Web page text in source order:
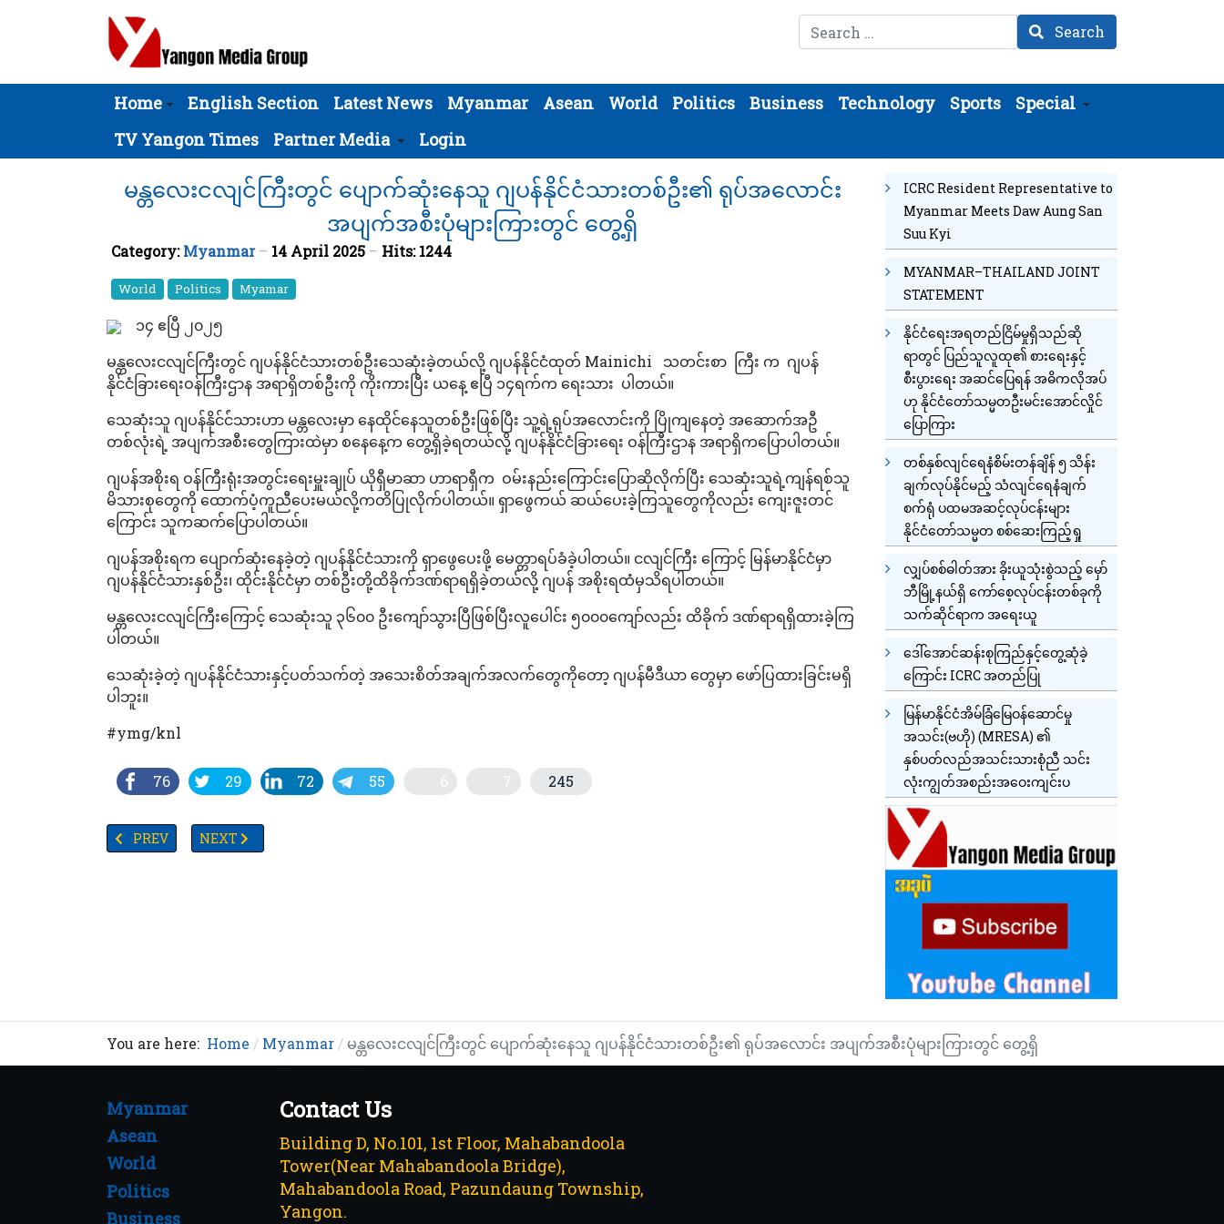
Search Search
Home English Section Latest News Myanmar Asean World Politics Business Technology Sports
Special
TV Yangon Times
Partner Media Login
မန္တလေးငလျင်ကြီးတွင် ပျောက်ဆုံးနေသူ ဂျပန်နိုင်ငံသားတစ်ဦး၏ ရုပ်အလောင်း
အပျက်အစီးပုံများကြားတွင် တွေ့ရှိ
Category:Myanmar 14 April 2025 Hits: 1244
World Politics Myamar
၁၄ ဧပြီ ၂၀၂၅
မန္တလေးငလျင်ကြီးတွင် ဂျပန်နိုင်ငံသားတစ်ဦးသေဆုံးခဲ့တယ်လို့ ဂျပန်နိုင်ငံထုတ် Mainichi သတင်းစာ ကြီး က ဂျပန်
နိုင်ငံခြားရေးဝန်ကြီးဌာန အရာရှိတစ်ဦးကို ကိုးကားပြီး ယနေ့ ဧပြီ ၁၄ရက်က ရေးသား ပါတယ်။
သေဆုံးသူ ဂျပန်နိုင်င်ံသားဟာ မန္တလေးမှာ နေထိုင်နေသူတစ်ဦးဖြစ်ပြီး သူ့ရဲ့ရုပ်အလောင်းကို ပြိုကျနေတဲ့ အဆောက်အဦ
တစ်လုံးရဲ့ အပျက်အစီးတွေကြားထဲမှာ စနေနေ့က တွေ့ရှိခဲ့ရတယ်လို့ ဂျပန်နိုင်ငံခြားရေး ဝန်ကြီးဌာန အရာရှိကပြောပါတယ်။
ဂျပန်အစိုးရ ဝန်ကြီးရုံးအတွင်းရေးမှူးချုပ် ယိုရှီမာဆာ ဟာရာရှီက ဝမ်းနည်းကြောင်းပြောဆိုလိုက်ပြီး သေဆုံးသူရဲ့ကျန်ရစ်သူ
မိသားစုတွေကို‌ ထောက်ပံ့ကူညီပေးမယ်လို့ကတိပြုလိုက်ပါတယ်။ ရှာဖွေကယ် ဆယ်ပေးခဲ့ကြသူတွေကိုလည်း ကျေးဇူးတင်
ကြောင်း သူကဆက်ပြောပါတယ်။
ဂျပန်အစိုးရက ပျောက်ဆုံးနေခဲ့တဲ့ ဂျပန်နိုင်ငံသားကို ရှာဖွေပေးဖို့ မေတ္တာရပ်ခံခဲ့ပါတယ်။ ငလျင်ကြီး ကြောင့် မြန်မာနိုင်ငံမှာ
ဂျပန်နိုင်ငံသားနှစ်ဦး၊ ထိုင်းနိုင်ငံမှာ တစ်ဦးတို့ထိခိုက်ဒဏ်ရာရရှိခဲ့တယ်လို့ ဂျပန် အစိုးရထံမှသိရပါတယ်။
မန္တလေးငလျင်ကြီးကြောင့် သေဆုံးသူ ၃၆၀၀ ဦးကျော်သွားပြီဖြစ်ပြီးလူပေါင်း ၅၀၀၀ကျော်လည်း ထိခိုက် ဒဏ်ရာရရှိထားခဲ့ကြ
ပါတယ်။
သေဆုံးခဲ့တဲ့ ဂျပန်နိုင်ငံသားနှင့်ပတ်သက်တဲ့ အသေးစိတ်အချက်အလက်တွေကိုတော့ ဂျပန်မီဒီယာ တွေမှာ ဖော်ပြထားခြင်းမရှိ
ပါဘူး။
#ymg/knl
76 29 72 55 6 7 245
PREVIOUS ARTICLE: မန္တလေးမြို့အခြေစိုက် ဆေးဝါးကုသမှုလုပ်ငန်းများဆောင်ရွက်ခဲ့သည့် အိန္ဒိယနှင့် ရုရှားနိုင်ငံတို့မှ ဆေးအဖွဲ့များ ပြန်လည်ထွက်ခွာ
PREV NEXT ARTICLE: သင်္ကြန်နှင့်နှစ်သစ်ကူး အခါသမယတွင် မြန်မာပြည်သူများအားလုံး မျှော်လင့်ချက်နှင့် သတ္တိခွန်အားများ သယ်ဆောင်လာပါစေဟု အမေရိကန်နိုင်ငံခြားရေးဝန်ကြီးက နှစ်သစ်သင်္က
NEXT
ICRC Resident Representative to
Myanmar Meets Daw Aung San
Suu Kyi
MYANMAR–THAILAND JOINT
STATEMENT
နိုင်ငံရေးအရတည်ငြိမ်မှုရှိသည်ဆို
ရာတွင် ပြည်သူလူထု၏ စားရေးနှင့်
စီးပွားရေး အဆင်ပြေရန် အဓိကလိုအပ်
ဟု နိုင်ငံတော်သမ္မတဦးမင်းအောင်လှိုင်
ပြောကြား
တစ်နှစ်လျင်ရေနံစိမ်းတန်ချိန် ၅ သိန်း
ချက်လုပ်နိုင်မည့် သံလျင်ရေနံချက်
စက်ရုံ ပထမအဆင့်လုပ်ငန်းများ
နိုင်ငံတော်သမ္မတ စစ်ဆေးကြည့်ရှု
လျှပ်စစ်ဓါတ်အား ခိုးယူသုံးစွဲသည့် မှော်
ဘီမြို့နယ်ရှိ ကော်စေ့လုပ်ငန်းတစ်ခုကို
သက်ဆိုင်ရာက အရေးယူ
ဒေါ်အောင်ဆန်းစုကြည်နှင့်တွေ့ဆုံခဲ့
ကြောင်း ICRC အတည်ပြု
မြန်မာနိုင်ငံအိမ်ခြံမြေဝန်ဆောင်မှု
အသင်း(ဗဟို) (MRESA) ၏
နှစ်ပတ်လည်အသင်းသားစုံညီ သင်း
လုံးကျွတ်အစည်းအဝေးကျင်းပ
You are here: Home Myanmar မန္တလေးငလျင်ကြီးတွင် ပျောက်ဆုံးနေသူ ဂျပန်နိုင်ငံသားတစ်ဦး၏ ရုပ်အလောင်း အပျက်အစီးပုံများကြားတွင် တွေ့ရှိ
Myanmar
Asean
World
Politics
Business
Contact Us
Building D, No.101, 1st Floor, Mahabandoola
Tower(Near Mahabandoola Bridge),
Mahabandoola Road, Pazundaung Township,
Yangon.